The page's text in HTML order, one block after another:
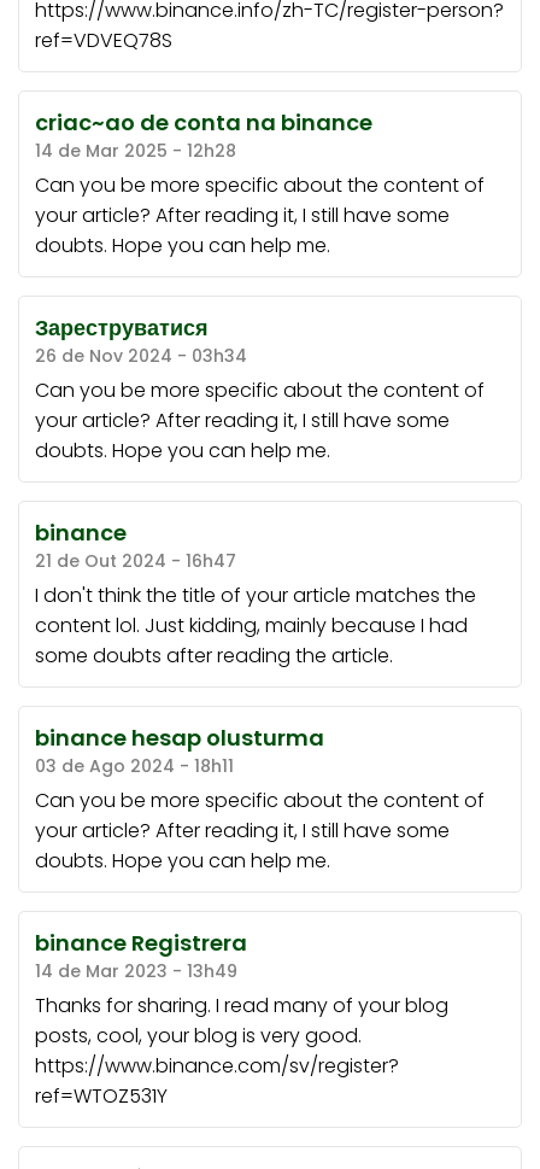
https://www.binance.info/zh-TC/register-person?
ref=VDVEQ78S
criac~ao de conta na binance
14 de Mar 2025 - 12h28
Can you be more specific about the content of
your article? After reading it, I still have some
doubts. Hope you can help me.
Зареструватися
26 de Nov 2024 - 03h34
Can you be more specific about the content of
your article? After reading it, I still have some
doubts. Hope you can help me.
binance
21 de Out 2024 - 16h47
I don't think the title of your article matches the
content lol. Just kidding, mainly because I had
some doubts after reading the article.
binance hesap olusturma
03 de Ago 2024 - 18h11
Can you be more specific about the content of
your article? After reading it, I still have some
doubts. Hope you can help me.
binance Registrera
14 de Mar 2023 - 13h49
Thanks for sharing. I read many of your blog
posts, cool, your blog is very good.
https://www.binance.com/sv/register?
ref=WTOZ531Y